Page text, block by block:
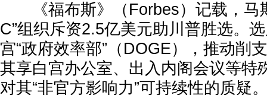
《福布斯》（Forbes）记载，马
C”组织斥资2.5亿美元助川普胜选。
宫“政府效率部”（DOGE），推动削
其享白宫办公室、出入内阁会议等特
对其“非官方影响力”可持续性的质疑